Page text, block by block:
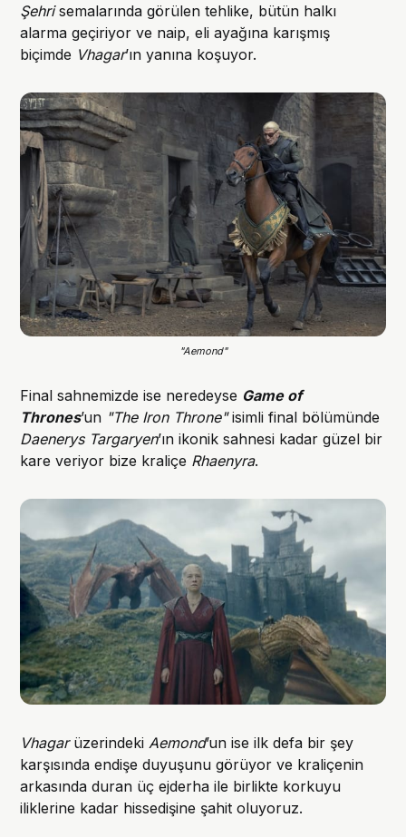
Şehrisemalarında görülen tehlike, bütün halkı
alarma geçiriyor ve naip, eli ayağına karışmış
biçimde Vhagar’ın yanına koşuyor.
"Aemond"
Final sahnemizde ise neredeyse Game of
Thrones’un "The Iron Throne"isimli final bölümünde
Daenerys Targaryen’ın ikonik sahnesi kadar güzel bir
kare veriyor bize kraliçe Rhaenyra.
Vhagarüzerindeki Aemond’un ise ilk defa bir şey
karşısında endişe duyuşunu görüyor ve kraliçenin
arkasında duran üç ejderha ile birlikte korkuyu
iliklerine kadar hissedişine şahit oluyoruz.